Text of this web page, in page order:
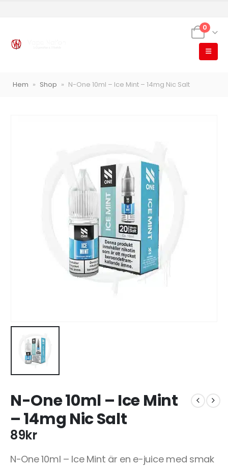
0
Hem » Shop » N-One 10ml – Ice Mint – 14mg Nic Salt
N-One 10ml – Ice Mint
– 14mg Nic Salt
89kr
N-One 10ml – Ice Mint är en e-juice med smak
Hjälp mig välja